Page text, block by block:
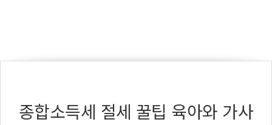
종합소득세 절세 꿀팁 육아와 가사